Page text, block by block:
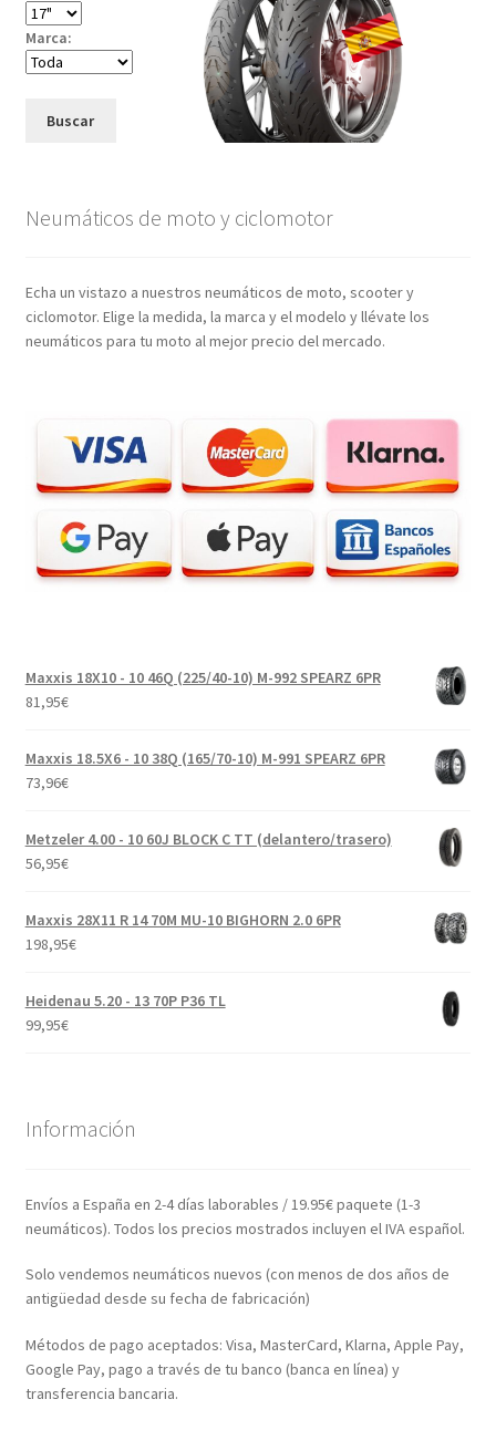
Marca:
Buscar
Neumáticos de moto y ciclomotor
Echa un vistazo a nuestros neumáticos de moto, scooter y
ciclomotor. Elige la medida, la marca y el modelo y llévate los
neumáticos para tu moto al mejor precio del mercado.
Maxxis 18X10 - 10 46Q (225/40-10) M-992 SPEARZ 6PR
81,95€
Maxxis 18.5X6 - 10 38Q (165/70-10) M-991 SPEARZ 6PR
73,96€
Metzeler 4.00 - 10 60J BLOCK C TT (delantero/trasero)
56,95€
Maxxis 28X11 R 14 70M MU-10 BIGHORN 2.0 6PR
198,95€
Heidenau 5.20 - 13 70P P36 TL
99,95€
Información
Envíos a España en 2-4 días laborables / 19.95€ paquete (1-3
neumáticos). Todos los precios mostrados incluyen el IVA español.
Solo vendemos neumáticos nuevos (con menos de dos años de
antigüedad desde su fecha de fabricación)
Métodos de pago aceptados: Visa, MasterCard, Klarna, Apple Pay,
Google Pay, pago a través de tu banco (banca en línea) y
transferencia bancaria.